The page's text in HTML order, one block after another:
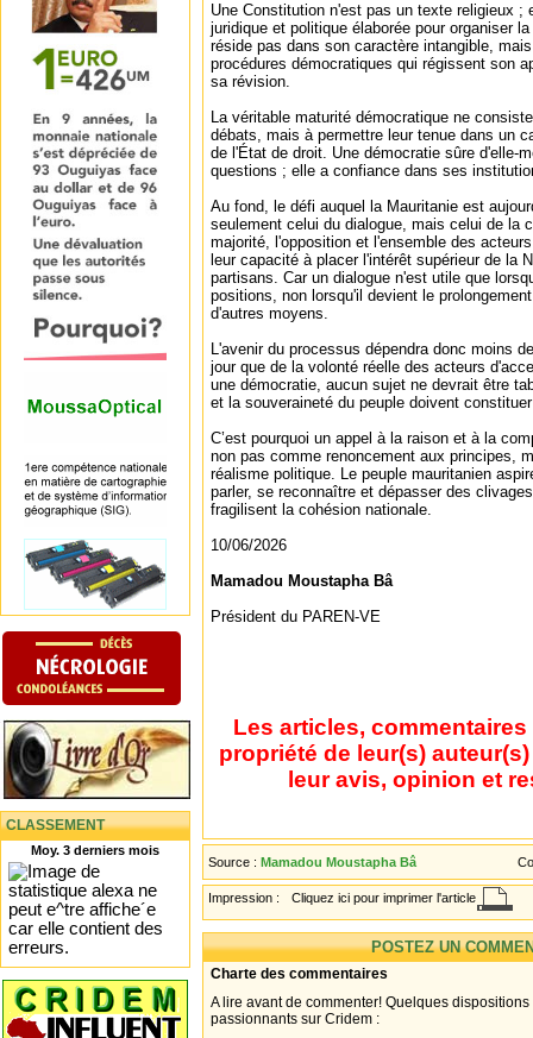
CLASSEMENT
Moy. 3 derniers mois
Une Constitution n'est pas un texte religieux ;
juridique et politique élaborée pour organiser
réside pas dans son caractère intangible,
procédures démocratiques qui régissent son
sa révision.
La véritable maturité démocratique ne
débats, mais à permettre leur tenue dans un
de l'État de droit. Une démocratie sûre d'elle-
questions ; elle a confiance dans ses
Au fond, le défi auquel la Mauritanie est
seulement celui du dialogue, mais celui de la
majorité, l'opposition et l'ensemble des
leur capacité à placer l'intérêt supérieur de la
partisans. Car un dialogue n'est utile que
positions, non lorsqu'il devient le
d'autres moyens.
L'avenir du processus dépendra donc moins
jour que de la volonté réelle des acteurs
une démocratie, aucun sujet ne devrait être
et la souveraineté du peuple doivent
C’est pourquoi un appel à la raison et à la
non pas comme renoncement aux principes,
réalisme politique. Le peuple mauritanien
parler, se reconnaître et dépasser des
fragilisent la cohésion nationale.
10/06/2026
Mamadou Moustapha Bâ
Président du PAREN-VE
Les articles,
propriété de leur(s)
leur avis, opinion et
Source : Mamadou Moustapha Bâ
Impression : Cliquez ici pour imprimer l'article
POSTEZ UN
Charte des commentaires
A lire avant de commenter! Quelques
passionnants sur Cridem :